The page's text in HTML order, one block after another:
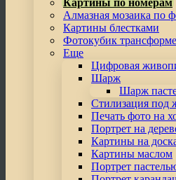
Алмазная мозаика по
Картины блестками
Фотокубик
Еще
Цифровая
Шарж
Шарж
Стилизация под
Печать фото на
Портрет на
Картины на
Картины маслом
Портрет